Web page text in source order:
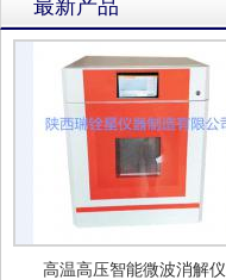
最新产品
高温高压智能微波消解仪